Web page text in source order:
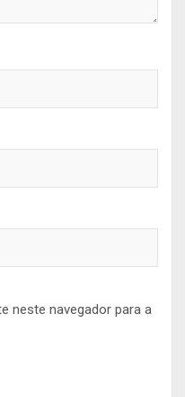
neste navegador para a